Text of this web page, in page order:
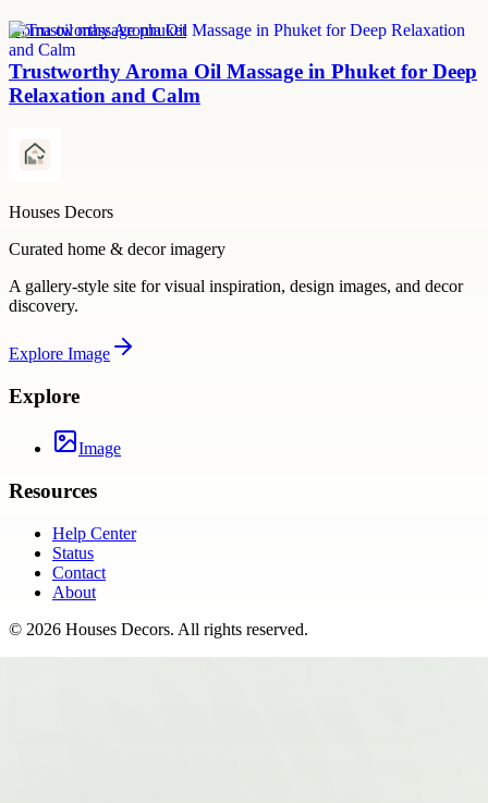
aroma oil massage phuket
Trustworthy Aroma Oil Massage in Phuket for Deep
Relaxation and Calm
Houses Decors
Curated home & decor imagery
A gallery-style site for visual inspiration, design images, and decor
discovery.
Explore Image
Explore
Image
Resources
Help Center
Status
Contact
About
© 2026 Houses Decors. All rights reserved.